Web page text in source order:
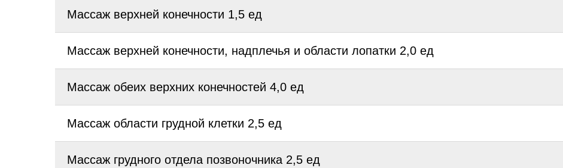
Массаж верхней конечности 1,5 ед
Массаж верхней конечности, надплечья и области лопатки 2,0 ед
Массаж обеих верхних конечностей 4,0 ед
Массаж области грудной клетки 2,5 ед
Массаж грудного отдела позвоночника 2,5 ед